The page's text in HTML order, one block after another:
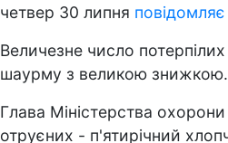
четвер 30 липня повідомляє
Величезне число
шаурму з великою знижкою.
Глава Міністерства
отруєних - п'ятирічний